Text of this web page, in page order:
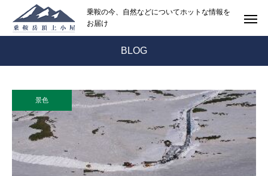
乗鞍の今、自然などについてホットな情報を
お届け
BLOG
景色